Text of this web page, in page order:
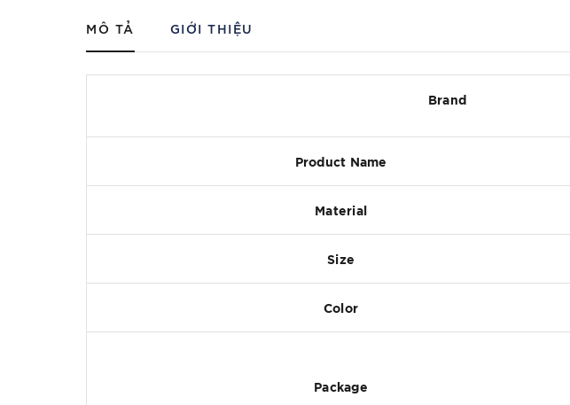
MÔ TẢ GIỚI THIỆU
Brand
Product Name
Material
Size
Color
Package